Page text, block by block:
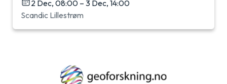
2 Dec, 08:00 – 3 Dec, 14:00
Scandic Lillestrøm